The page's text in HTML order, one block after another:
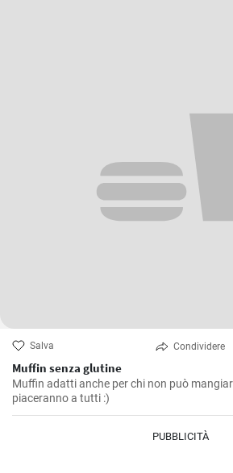
Salva Condividere
Muffin senza glutine
Muffin adatti anche per chi non può
piaceranno a tutti :)
PUBBLICITÀ